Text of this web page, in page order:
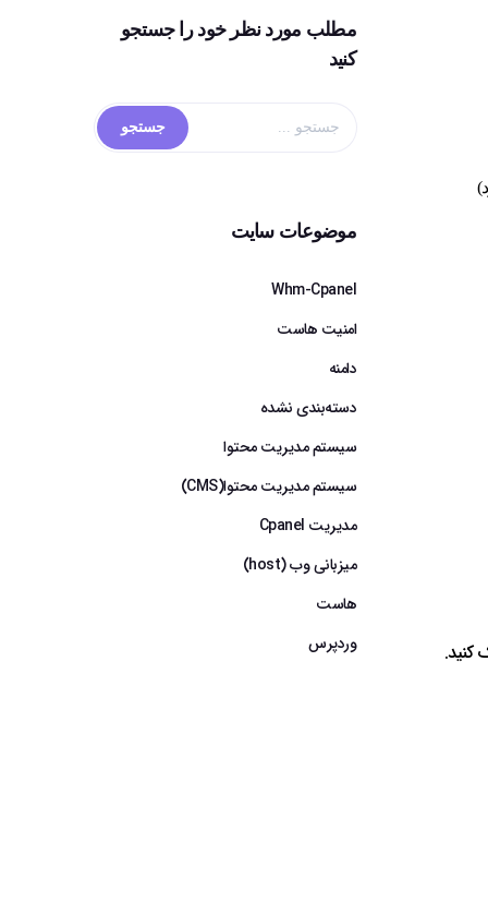
کنید.
مطلب مورد نظر خود را جستجو
کنید
موضوعات سایت
Whm-Cpanel
امنیت هاست
دامنه
دسته‌بندی نشده
سیستم مدیریت محتوا
سیستم مدیریت محتوا(CMS)
مدیریت Cpanel
میزبانی وب (host)
هاست
وردپرس